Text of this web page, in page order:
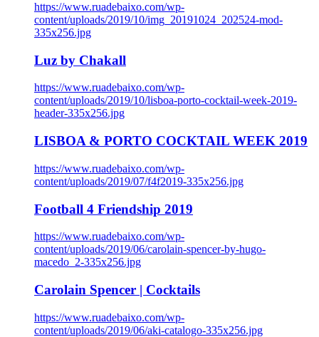
https://www.ruadebaixo.com/wp-
content/uploads/2019/10/img_20191024_202524-mod-
335x256.jpg
Luz by Chakall
https://www.ruadebaixo.com/wp-
content/uploads/2019/10/lisboa-porto-cocktail-week-2019-
header-335x256.jpg
LISBOA & PORTO COCKTAIL WEEK 2019
https://www.ruadebaixo.com/wp-
content/uploads/2019/07/f4f2019-335x256.jpg
Football 4 Friendship 2019
https://www.ruadebaixo.com/wp-
content/uploads/2019/06/carolain-spencer-by-hugo-
macedo_2-335x256.jpg
Carolain Spencer | Cocktails
https://www.ruadebaixo.com/wp-
content/uploads/2019/06/aki-catalogo-335x256.jpg